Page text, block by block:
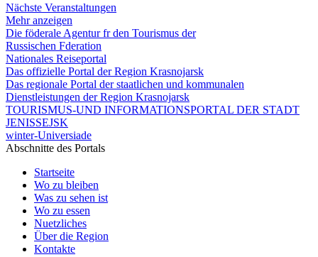
Nächste Veranstaltungen
Mehr anzeigen
Die föderale Agentur fr den Tourismus der
Russischen Fderation
Nationales Reiseportal
Das offizielle Portal der Region Krasnojarsk
Das regionale Portal der staatlichen und kommunalen
Dienstleistungen der Region Krasnojarsk
TOURISMUS-UND INFORMATIONSPORTAL DER STADT
JENISSEJSK
winter-Universiade
Abschnitte des Portals
Startseite
Wo zu bleiben
Was zu sehen ist
Wo zu essen
Nuetzliches
Über die Region
Kontakte